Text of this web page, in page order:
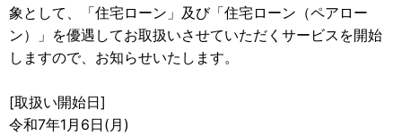
象として、「住宅ローン」及び「住宅ローン（ペアロー
ン）」を優遇してお取扱いさせていただくサービスを開始
しますので、お知らせいたします。
[取扱い開始日]
令和7年1月6日(月)